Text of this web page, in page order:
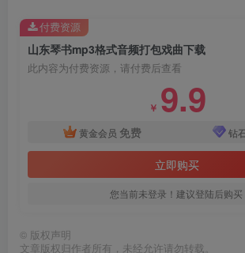
山东琴书mp3格式音频打包戏曲下载
此内容为付费资源，请付费后查看
￥ 9.9
黄金会员 免费 钻
立即购买
您当前未登录！建议登陆后购
付费资源
© 版权声明
文章版权归作者所有，未经允许请勿转载。